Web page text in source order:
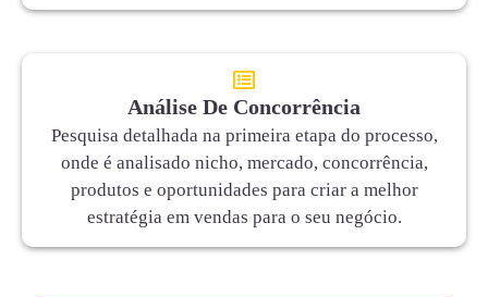
Análise De Concorrência
Pesquisa detalhada na primeira etapa do processo,
onde é analisado nicho, mercado, concorrência,
produtos e oportunidades para criar a melhor
estratégia em vendas para o seu negócio.